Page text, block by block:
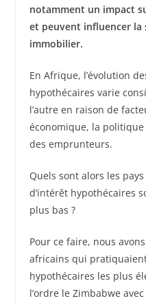
notamment un impact
et peuvent influencer la
immobilier.
En Afrique, l’évolution
hypothécaires varie
l’autre en raison de
économique, la
des emprunteurs.
Quels sont alors les
d’intérêt hypothécaires
plus bas ?
Pour ce faire, nous
africains qui
hypothécaires les plus
l’ordre le Zimbabwe